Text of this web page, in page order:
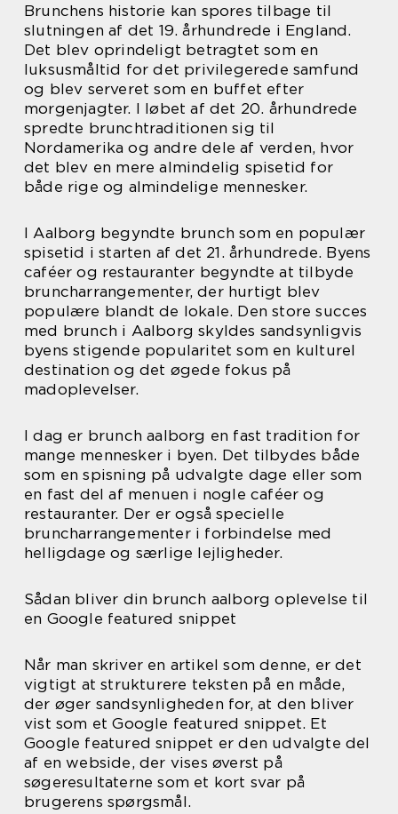
Brunchens historie kan spores tilbage til
slutningen af det 19. århundrede i England.
Det blev oprindeligt betragtet som en
luksusmåltid for det privilegerede samfund
og blev serveret som en buffet efter
morgenjagter. I løbet af det 20. århundrede
spredte brunchtraditionen sig til
Nordamerika og andre dele af verden, hvor
det blev en mere almindelig spisetid for
både rige og almindelige mennesker.
I Aalborg begyndte brunch som en populær
spisetid i starten af det 21. århundrede. Byens
caféer og restauranter begyndte at tilbyde
bruncharrangementer, der hurtigt blev
populære blandt de lokale. Den store succes
med brunch i Aalborg skyldes sandsynligvis
byens stigende popularitet som en kulturel
destination og det øgede fokus på
madoplevelser.
I dag er brunch aalborg en fast tradition for
mange mennesker i byen. Det tilbydes både
som en spisning på udvalgte dage eller som
en fast del af menuen i nogle caféer og
restauranter. Der er også specielle
bruncharrangementer i forbindelse med
helligdage og særlige lejligheder.
Sådan bliver din brunch aalborg oplevelse til
en Google featured snippet
Når man skriver en artikel som denne, er det
vigtigt at strukturere teksten på en måde,
der øger sandsynligheden for, at den bliver
vist som et Google featured snippet. Et
Google featured snippet er den udvalgte del
af en webside, der vises øverst på
søgeresultaterne som et kort svar på
brugerens spørgsmål.